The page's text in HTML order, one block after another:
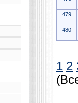
479
480
1 2